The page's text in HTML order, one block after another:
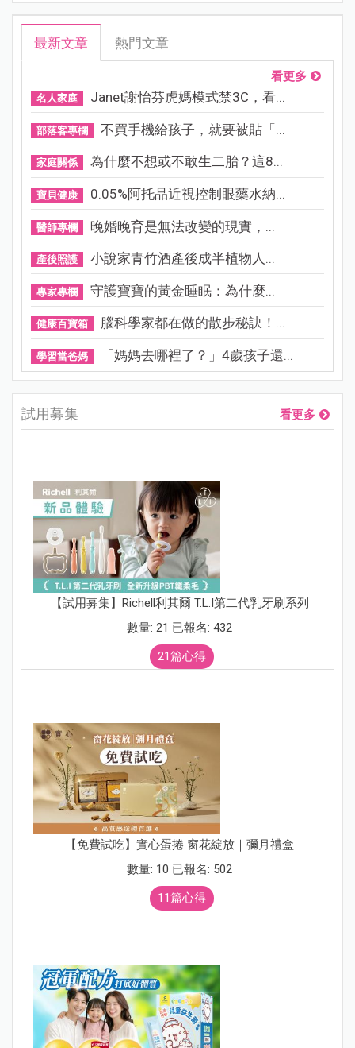
最新文章 熱門文章
看更多
名人家庭 Janet謝怡芬虎媽模式禁3C，看...
部落客專欄 不買手機給孩子，就要被貼「...
家庭關係 為什麼不想或不敢生二胎？這8...
寶貝健康 0.05%阿托品近視控制眼藥水納...
醫師專欄 晚婚晚育是無法改變的現實，...
產後照護 小說家青竹酒產後成半植物人...
專家專欄 守護寶寶的黃金睡眠：為什麼...
健康百寶箱 腦科學家都在做的散步秘訣！...
學習當爸媽 「媽媽去哪裡了？」4歲孩子還...
試用募集 看更多
【試用募集】Richell利其爾 T.L.I第二代乳牙刷系列
數量: 21 已報名: 432
21篇心得
【免費試吃】實心蛋捲 窗花綻放｜彌月禮盒
數量: 10 已報名: 502
11篇心得